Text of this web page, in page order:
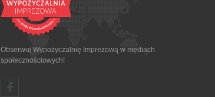
Obserwuj Wypożyczalnię Imprezową w mediach
społecznościowych!